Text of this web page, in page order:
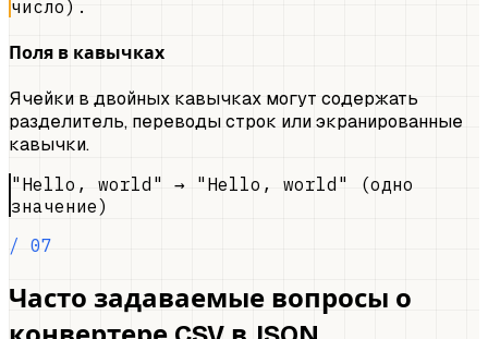
число).
Поля в кавычках
Ячейки в двойных кавычках могут содержать
разделитель, переводы строк или экранированные
кавычки.
"Hello, world" → "Hello, world" (одно
значение)
/ 07
Часто задаваемые вопросы о